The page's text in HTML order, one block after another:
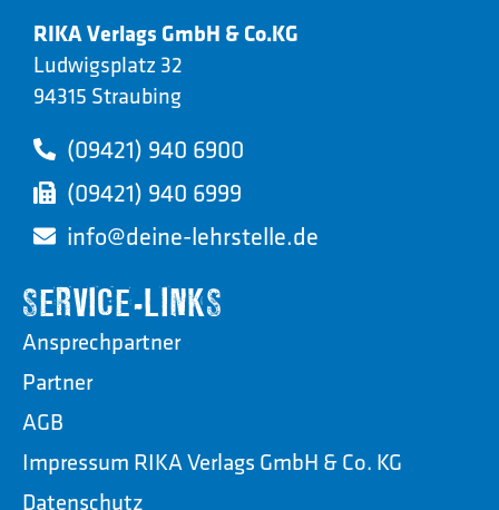
RIKA Verlags GmbH & Co.KG
Ludwigsplatz 32
94315 Straubing
(09421) 940 6900
(09421) 940 6999
info@deine-lehrstelle.de
SERVICE-LINKS
Ansprechpartner
Partner
AGB
Impressum RIKA Verlags GmbH & Co. KG
Datenschutz